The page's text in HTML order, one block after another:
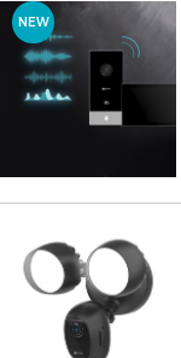
NEW